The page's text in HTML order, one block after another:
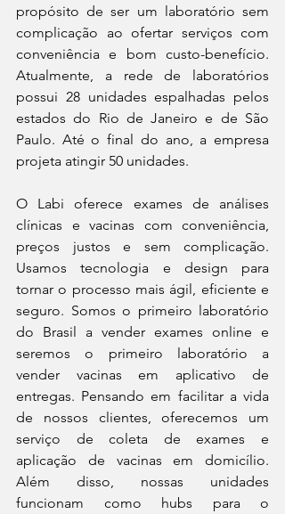
propósito de ser um laboratório sem
complicação ao ofertar serviços com
conveniência e bom custo-benefício.
Atualmente, a rede de laboratórios
possui 28 unidades espalhadas pelos
estados do Rio de Janeiro e de São
Paulo. Até o final do ano, a empresa
projeta atingir 50 unidades.
O Labi oferece exames de análises
clínicas e vacinas com conveniência,
preços justos e sem complicação.
Usamos tecnologia e design para
tornar o processo mais ágil, eficiente e
seguro. Somos o primeiro laboratório
do Brasil a vender exames online e
seremos o primeiro laboratório a
vender vacinas em aplicativo de
entregas. Pensando em facilitar a vida
de nossos clientes, oferecemos um
serviço de coleta de exames e
aplicação de vacinas em domicílio.
Além disso, nossas unidades
funcionam como hubs para o